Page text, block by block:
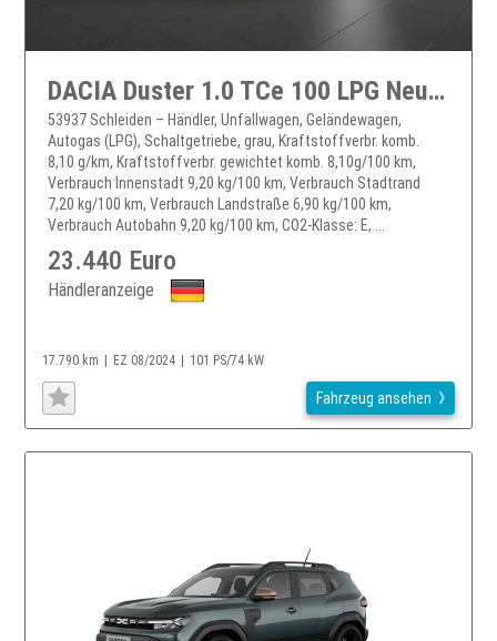
DACIA Duster 1.0 TCe 100 LPG Neuer Journey ECO-G 100
53937 Schleiden – Händler, Unfallwagen, Geländewagen,
Autogas (LPG), Schaltgetriebe, grau, Kraftstoffverbr. komb.
8,10 g/km, Kraftstoffverbr. gewichtet komb. 8,10g/100 km,
Verbrauch Innenstadt 9,20 kg/100 km, Verbrauch Stadtrand
7,20 kg/100 km, Verbrauch Landstraße 6,90 kg/100 km,
Verbrauch Autobahn 9,20 kg/100 km, CO2-Klasse: E, ...
23.440 Euro
Händleranzeige
17.790 km EZ 08/2024 101 PS/74 kW
Fahrzeug ansehen